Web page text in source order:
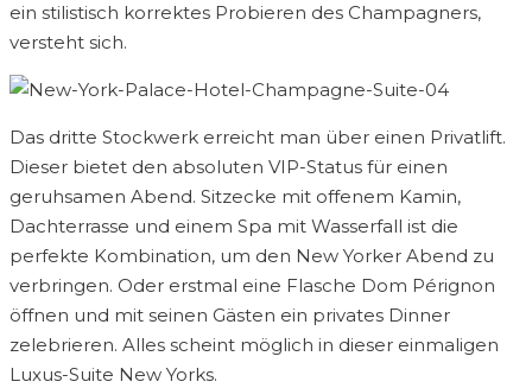
ein stilistisch korrektes Probieren des Champagners,
versteht sich.
Das dritte Stockwerk erreicht man über einen Privatlift.
Dieser bietet den absoluten VIP-Status für einen
geruhsamen Abend. Sitzecke mit offenem Kamin,
Dachterrasse und einem Spa mit Wasserfall ist die
perfekte Kombination, um den New Yorker Abend zu
verbringen. Oder erstmal eine Flasche Dom Pérignon
öffnen und mit seinen Gästen ein privates Dinner
zelebrieren. Alles scheint möglich in dieser einmaligen
Luxus-Suite New Yorks.